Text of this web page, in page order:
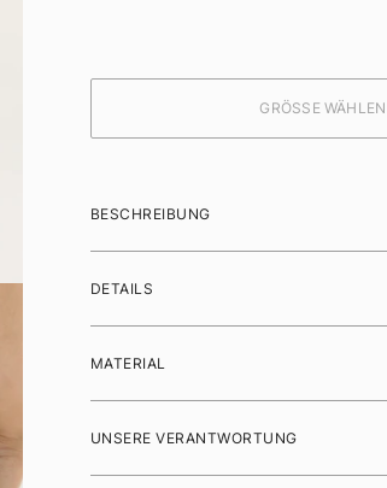
BESCHREIBUNG
DETAILS
MATERIAL
UNSERE VERANTWORTUNG